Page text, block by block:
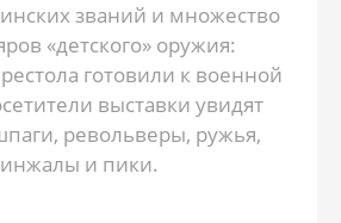
званий и множество
«детского» оружия:
готовили к военной
выставки увидят
револьверы, ружья,
и пики.